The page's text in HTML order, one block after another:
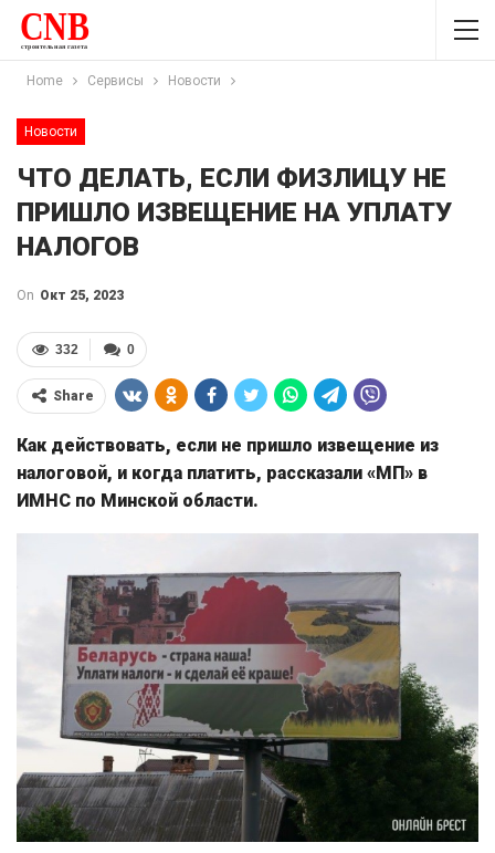
Home Сервисы Новости
Новости
ЧТО ДЕЛАТЬ, ЕСЛИ ФИЗЛИЦУ НЕ
ПРИШЛО ИЗВЕЩЕНИЕ НА УПЛАТУ
НАЛОГОВ
On Окт 25, 2023
0
332
Share
Как действовать, если не пришло извещение из
налоговой, и когда платить, рассказали «МП» в
ИМНС по Минской области.